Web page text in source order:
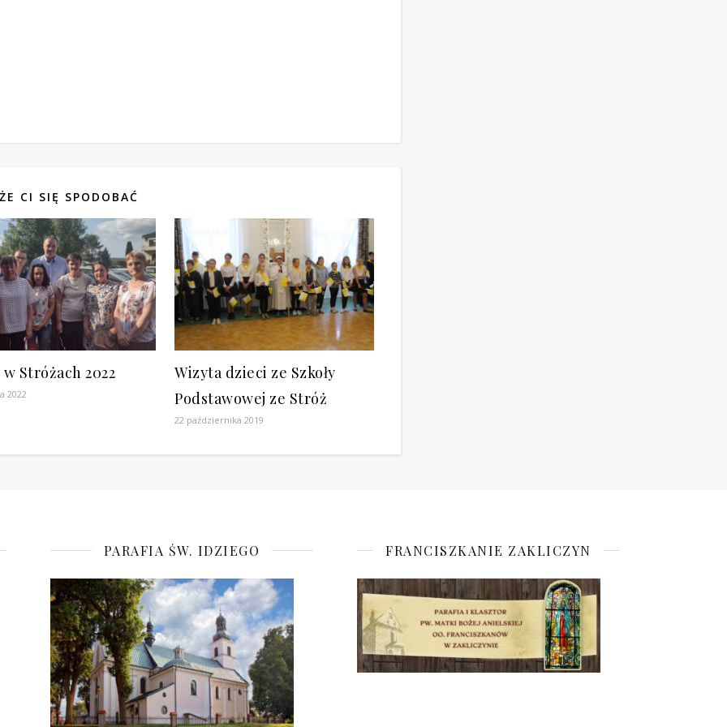
CI SIĘ SPODOBAĆ
Stróżach 2022
2022
Wizyta dzieci ze Szkoły
Podstawowej ze Stróż
22 października 2019
PARAFIA ŚW. IDZIEGO FRANCISZKANIE ZAKLICZYN